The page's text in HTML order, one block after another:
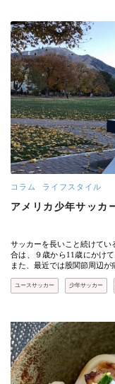
コラム ライフスタイル
アメリカ少年サッカ
サッカーを長いこと続けてい
合は、９歳から11歳にかけ
また、最近では股関節周辺が
ユースサッカー 少年サッカー